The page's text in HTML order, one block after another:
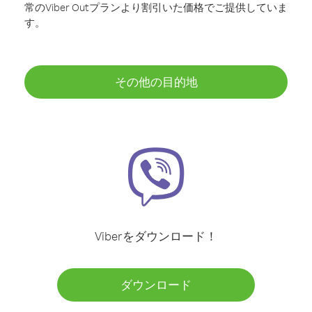
常のViber Outプランより割引いた価格でご提供していま
す。
その他の目的地
Viberをダウンロード！
ダウンロード